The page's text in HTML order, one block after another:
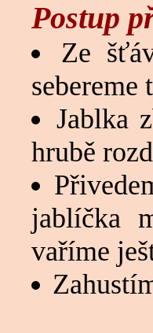
Postup
Ze
sebereme
Jablka
hrubě
jablíčka
vaříme